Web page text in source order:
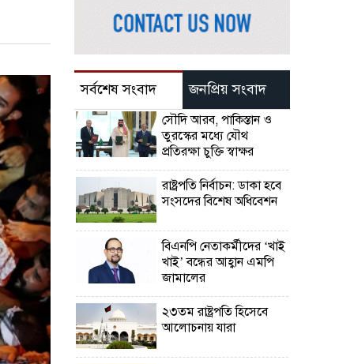
সর্বশেষ সংবাদ জনপ্রিয় সংবাদ
সৌদি আরব, পাকিস্তান ও
তুরস্কের মধ্যে যৌথ
প্রতিরক্ষা চুক্তি স্বাক্ষর
রাষ্ট্রপতি নির্বাচন: ডাকা হবে
সংসদের বিশেষ অধিবেশন
বিএনপি নেতাকর্মীদের ‘খাই
খাই’ বন্ধের আহ্বান এমপি
জামালের
২৩তম রাষ্ট্রপতি হিসেবে
আলোচনায় যারা